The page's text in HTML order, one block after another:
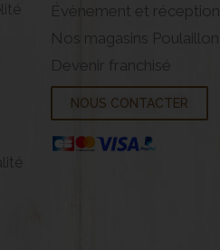
Évènement et réception
Nos magasins Poulaillon
Devenir franchisé
NOUS CONTACTER